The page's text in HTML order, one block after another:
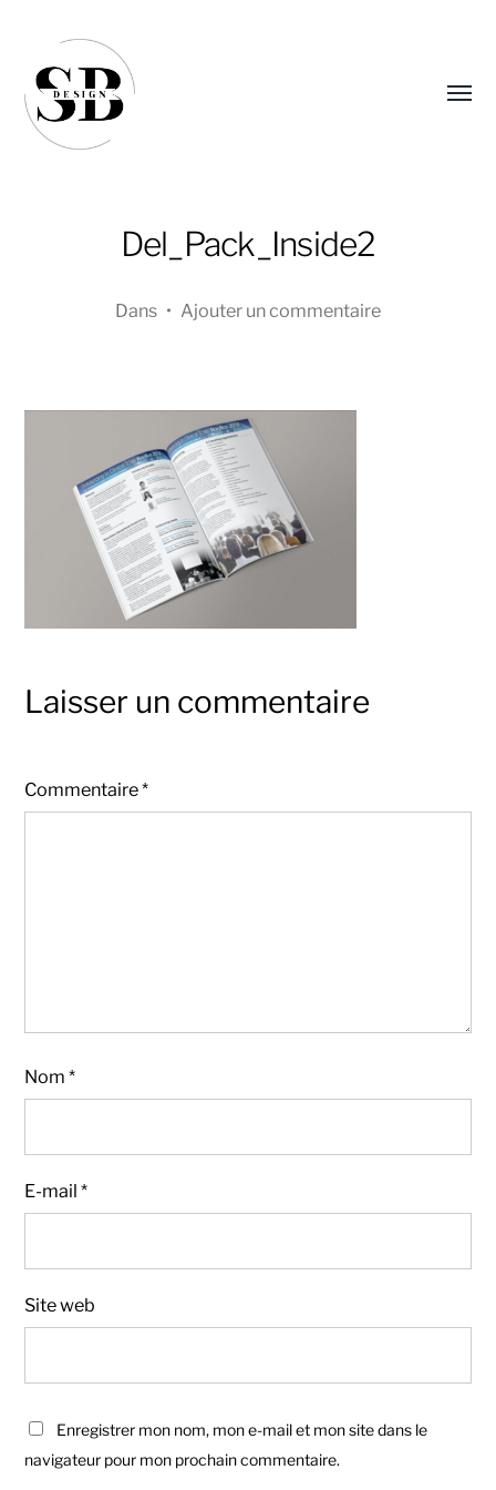
Sandra
Del_Pack_Inside2
Dans • Ajouter un commentaire
Laisser un commentaire
Commentaire*
Nom*
E-mail*
Site web
Enregistrer mon nom, mon e-mail et mon site dans le
navigateur pour mon prochain commentaire.